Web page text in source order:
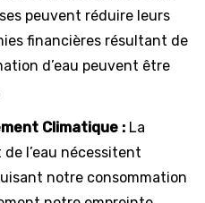
peuvent réduire leurs
financières résultant de
d’eau peuvent être
Climatique : La
l’eau nécessitent
notre consommation